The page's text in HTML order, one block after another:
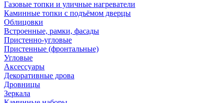
Газовые топки и уличные нагреватели
Каминные топки с подъёмом дверцы
Облицовки
Встроенные, рамки, фасады
Пристенно-угловые
Пристенные (фронтальные)
Угловые
Аксессуары
Декоративные дрова
Дровницы
Зеркала